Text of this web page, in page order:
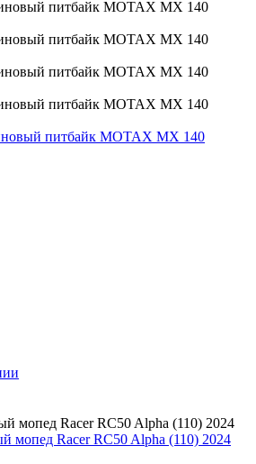
питбайк MOTAX MX 140
мопед Racer RC50 Alpha (110) 2024